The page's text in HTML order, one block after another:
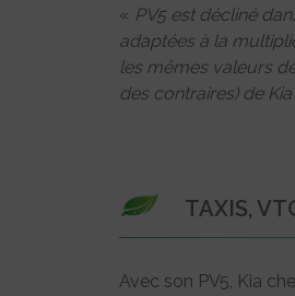
« PV5 est décliné
adaptées à la
les mêmes valeurs
des contraires) de Kia
TAXIS,
Avec son PV5, Kia